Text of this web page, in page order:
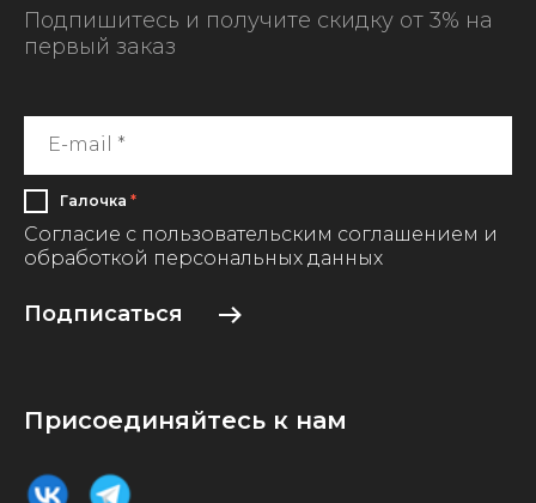
Подпишитесь и получите скидку от 3% на
первый заказ
Галочка *
Согласие с пользовательским соглашением и
обработкой персональных данных
Подписаться
Присоединяйтесь к нам